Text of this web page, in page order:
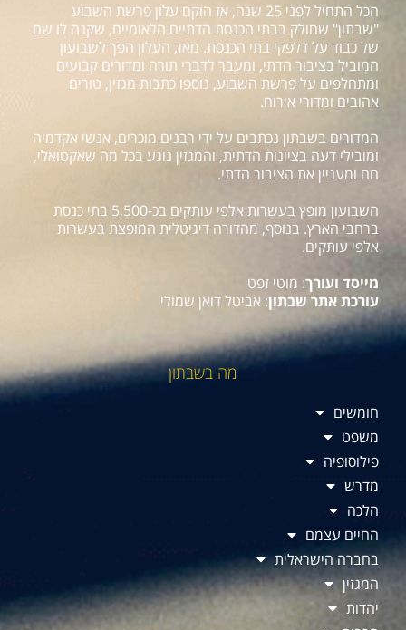
הכל התחיל לפני 25 שנה, אז הוקם עלון פרשת השבוע
"שבתון" שחולק בבתי הכנסת הדתיים הלאומיים, שקנה לו שם
של כבוד על דלפקי בתי הכנסת. מאז, העלון הפך לשבועון
המוביל בציבור הדתי, ומעבר לדברי תורה ומדורים קבועים
ומתחלפים על פרשת השבוע, נוספו כתבות מגזין, טורים
אהובים ומדורי אירוח.
המדורים בשבתון נכתבים על ידי רבנים מוכרים, אנשי אקדמיה
ומובילי דעה בציונות הדתית, והמגזין נוגע בכל מה שאקטואלי,
חם ומעניין את הציבור הדתי.
השבועון מופץ בעשרות אלפי עותקים בכ-5,500 בתי כנסת
ברחבי הארץ. בנוסף, מהדורה דיגיטלית המופצת בעשרות
אלפי עותקים.
מייסד ועורך: מוטי זפט
עורכת אתר שבתון: אביטל דואן שמולי
מה בשבתון
חומשים
משפט
פילוסופיה
מדרש
הלכה
החיים עצמם
בחברה הישראלית
המגזין
יהדות